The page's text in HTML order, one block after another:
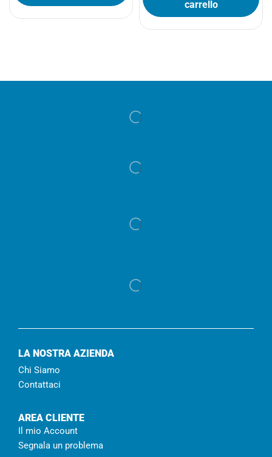
carrello
LA NOSTRA AZIENDA
Chi Siamo
Contattaci
AREA CLIENTE
Il mio Account
Segnala un problema